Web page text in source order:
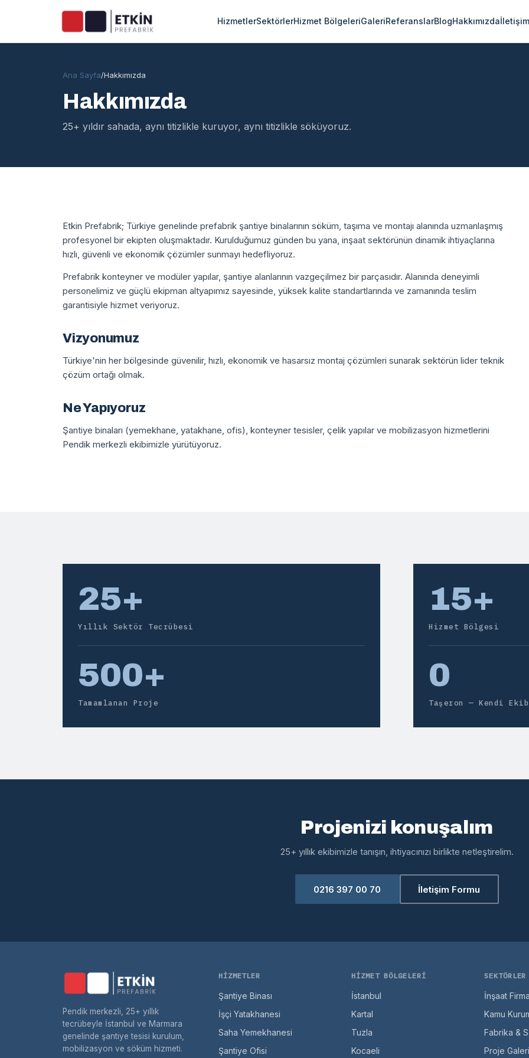
HizmetlerSektörlerHizmet BölgeleriGaleriReferanslarBlogHakkımızda
Ana Sayfa/Hakkımızda
Hakkımızda
25+ yıldır sahada, aynı titizlikle kuruyor, aynı titizlikle söküyoruz.
Etkin Prefabrik; Türkiye genelinde prefabrik şantiye binalarının söküm, taşıma ve montajı alanında uzmanlaşmış
profesyonel bir ekipten oluşmaktadır. Kurulduğumuz günden bu yana, inşaat sektörünün dinamik ihtiyaçlarına
hızlı, güvenli ve ekonomik çözümler sunmayı hedefliyoruz.
Prefabrik konteyner ve modüler yapılar, şantiye alanlarının vazgeçilmez bir parçasıdır. Alanında deneyimli
personelimiz ve güçlü ekipman altyapımız sayesinde, yüksek kalite standartlarında ve zamanında teslim
garantisiyle hizmet veriyoruz.
Vizyonumuz
Türkiye'nin her bölgesinde güvenilir, hızlı, ekonomik ve hasarsız montaj çözümleri sunarak sektörün lider teknik
çözüm ortağı olmak.
Ne Yapıyoruz
Şantiye binaları (yemekhane, yatakhane, ofis), konteyner tesisler, çelik yapılar ve mobilizasyon hizmetlerini
Pendik merkezli ekibimizle yürütüyoruz.
25+
Yıllık Sektör Tecrübesi
500+
Tamamlanan Proje
15+
Hizmet Bölgesi
0
Taşeron — Kendi
Projenizi konuşalım
25+ yıllık ekibimizle tanışın, ihtiyacınızı birlikte netleştirelim.
0216 397 00 70 İletişim Formu
Pendik merkezli, 25+ yıllık
tecrübeyle İstanbul ve Marmara
genelinde şantiye tesisi kurulum,
mobilizasyon ve söküm hizmeti.
HIZMETLER
Şantiye Binası
İşçi Yatakhanesi
Saha Yemekhanesi
Şantiye Ofisi
HIZMET BÖLGELERI
İstanbul
Kartal
Tuzla
Kocaeli
SEKTÖRLER
İnşaat
Kamu
Fabrika &
Proje